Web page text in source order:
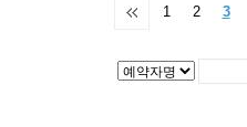
1 2 3